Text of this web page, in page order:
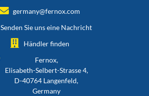
germany@fernox.com
Senden Sie uns eine Nachricht
Händler finden
Fernox,
Elisabeth-Selbert-Strasse 4,
D-40764 Langenfeld,
Germany